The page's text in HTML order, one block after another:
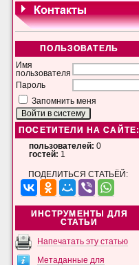
ПОЛЬЗОВАТЕЛЬ
Имя
пользователя
Пароль
Запомнить меня
ПОСЕТИТЕЛИ НА САЙТЕ:
пользователей: 0
гостей: 1
ПОДЕЛИТЬСЯ СТАТЬЁЙ:
ИНСТРУМЕНТЫ ДЛЯ
СТАТЬИ
Напечатать эту статью
Метаданные для